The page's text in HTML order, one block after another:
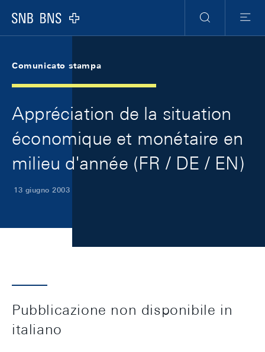
Logo
Ricerca
Menu
Comunicato stampa
Appréciation de la situation
économique et monétaire en
milieu d'année (FR / DE / EN)
13 giugno 2003
Pubblicazione non disponibile in
italiano